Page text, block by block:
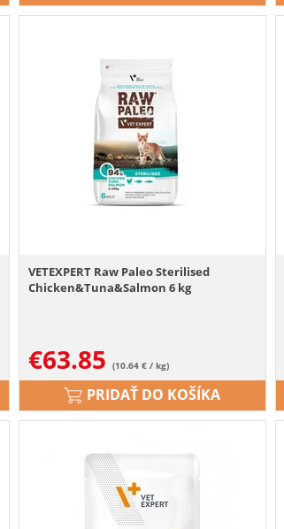
VETEXPERT Raw Paleo Sterilised
Chicken&Tuna&Salmon 6 kg
€63.85 (10.64 € / kg)
PRIDAŤ DO KOŠÍKA